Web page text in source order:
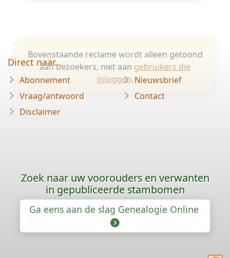
Bovenstaande reclame wordt alleen getoond
aan bezoekers, niet aan gebruikers die
inloggen.
Direct naar...
Abonnement
Vraag/antwoord
Disclaimer
Nieuwsbrief
Contact
Zoek naar uw voorouders en verwanten
in gepubliceerde stambomen
Ga eens aan de slag Genealogie Online